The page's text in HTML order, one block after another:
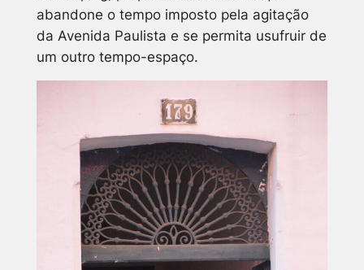
abandone o tempo imposto pela agitação
da Avenida Paulista e se permita usufruir de
um outro tempo-espaço.